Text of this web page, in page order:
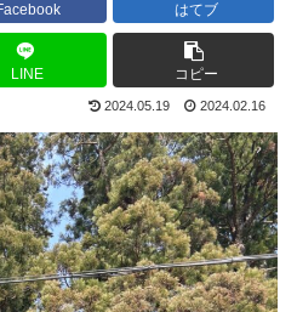
はてブ
LINE コピー
2024.05.19 2024.02.16